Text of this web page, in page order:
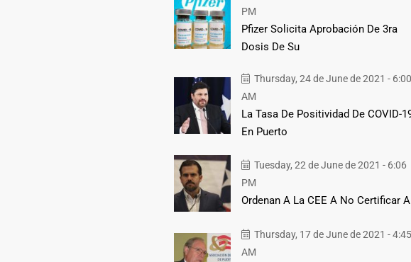
PM
Pfizer Solicita Aprobación De 3ra
Dosis De Su
Thursday, 24 de June de 2021 - 6:00
AM
La Tasa De Positividad De COVID-
En Puerto
Tuesday, 22 de June de 2021 - 6:06
PM
Ordenan A La CEE A No Certificar A
Thursday, 17 de June de 2021 - 4:45
AM